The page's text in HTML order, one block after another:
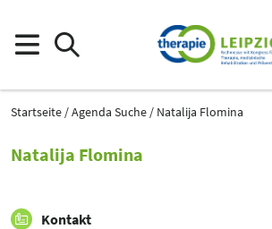
Startseite Agenda Suche
Natalija Flomina
Natalija Flomina
Kontakt